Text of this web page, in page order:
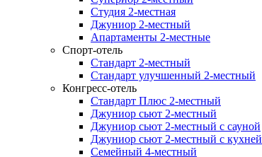
Студия 2-местная
Джуниор 2-местный
Апартаменты 2-местные
Спорт-отель
Стандарт 2-местный
Стандарт улучшенный 2-местный
Конгресс-отель
Стандарт Плюс 2-местный
Джуниор сьют 2-местный
Джуниор сьют 2-местный с сауной
Джуниор сьют 2-местный с кухней
Семейный 4-местный